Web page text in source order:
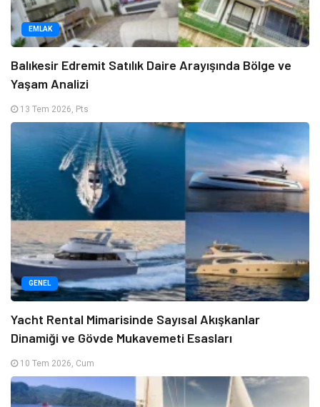
EMLAK
Balıkesir Edremit Satılık Daire Arayışında Bölge ve
Yaşam Analizi
13 Tem 2026, Pts
GENEL
Yacht Rental Mimarisinde Sayısal Akışkanlar
Dinamiği ve Gövde Mukavemeti Esasları
10 Tem 2026, Cum